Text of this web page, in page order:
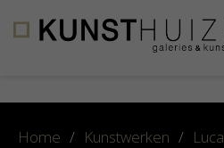
Home / Kunstwerken /